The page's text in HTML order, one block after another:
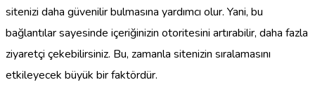
sitenizi daha güvenilir bulmasına yardımcı olur. Yani, bu
bağlantılar sayesinde içeriğinizin otoritesini artırabilir, daha fazla
ziyaretçi çekebilirsiniz. Bu, zamanla sitenizin sıralamasını
etkileyecek büyük bir faktördür.